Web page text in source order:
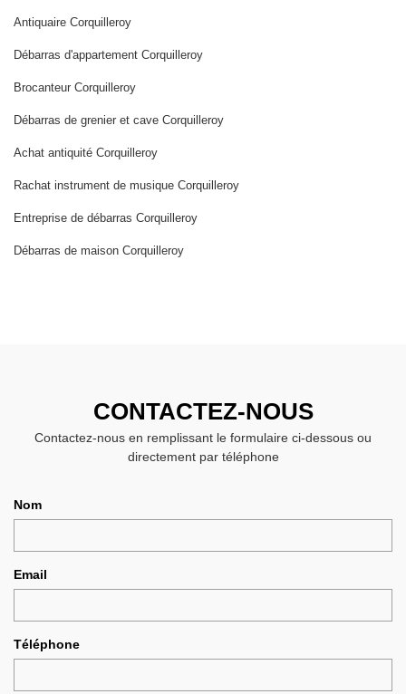
Antiquaire Corquilleroy
Débarras d'appartement Corquilleroy
Brocanteur Corquilleroy
Débarras de grenier et cave Corquilleroy
Achat antiquité Corquilleroy
Rachat instrument de musique Corquilleroy
Entreprise de débarras Corquilleroy
Débarras de maison Corquilleroy
CONTACTEZ-NOUS
Contactez-nous en remplissant le formulaire ci-dessous ou
directement par téléphone
Nom
Email
Téléphone